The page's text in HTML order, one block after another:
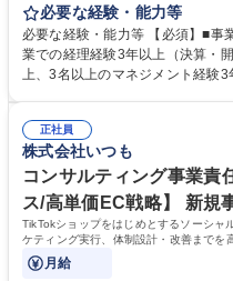
しながら経理プロセスの標準化や
任者候補ポジションです。 ■連結決算業務およびグループ会社の決算業務
統括 ■月次・四半期・年度決算対
取りまとめ業務 ■予算策定、予算
を担う/D2C業界リーディング企業
必要な経験・能力等
必要な経験・能力等 【必須】■事
業での経理経験3年以上（決算・
上、3名以上のマネジメント経験3年以上 【歓迎】 ■経営層と
連資格保有者 ■グループ経営管理や子会社
歴：大学院 大学 高専 短大 専修学
正社員
株式会社いつも
コンサルティング事業責
ス/高単価EC戦略】 新規
TikTokショップをはじめとするソーシャ
ケティング実行、体制設計・改善までを
だきます。
月給